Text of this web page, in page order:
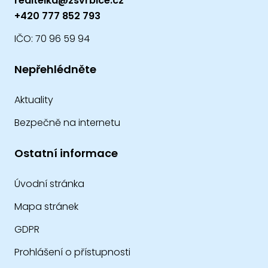
+420 777 852 793
IČO: 70 96 59 94
Nepřehlédněte
Aktuality
Bezpečně na internetu
Ostatní informace
Úvodní stránka
Mapa stránek
GDPR
Prohlášení o přístupnosti